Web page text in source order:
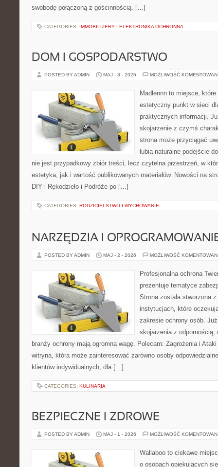
swobodę połączoną z gościnnością. […]
CATEGORIES: IMMOBILIZERY I ELEKTRONIKA OCHRONNA
DOM I GOSPODARSTWO
POSTED BY ADMIN MAJ - 3 - 2026 MOŻLIWOŚĆ
Madlennn to miejsce,
estetyczny punkt w sieci
praktycznych informacji.
skojarzenie z czymś
strona może przyciągać
lubią naturalne podejście
nie jest przypadkowy zbiór treści, lecz czytelna przestrzeń, w
estetyka, jak i wartość publikowanych materiałów. Nowości na
DIY i Rękodzieło i Podróże po […]
CATEGORIES: RODZICIELSTWO I WYCHOWANIE
NARZĘDZIA I
POSTED BY ADMIN MAJ - 2 - 2026 MOŻLIWOŚĆ
Profesjonalna ochrona
prezentuje tematyce
Strona została stworzona
instytucjach, które
zakresie ochrony osób.
skojarzenia z
branży ochrony mają ogromną wagę. Polecam: Zagrożenia i
witryna, która może zainteresować zarówno osoby
klientów indywidualnych, dla […]
CATEGORIES: KULINARIA
BEZPIECZNE I ZDROWE
POSTED BY ADMIN MAJ - 1 - 2026 MOŻLIWOŚĆ
Wallaboo to ciekawe
o osobach opiekujących